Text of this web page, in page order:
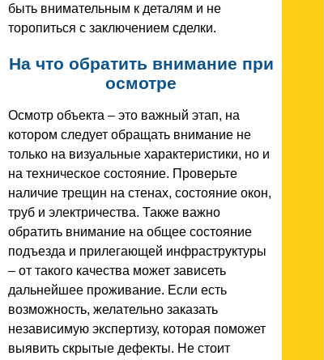
быть внимательным к деталям и не
торопиться с заключением сделки.
На что обратить внимание при
осмотре
Осмотр объекта – это важный этап, на
котором следует обращать внимание не
только на визуальные характеристики, но и
на техническое состояние. Проверьте
наличие трещин на стенах, состояние окон,
труб и электричества. Также важно
обратить внимание на общее состояние
подъезда и прилегающей инфраструктуры
– от такого качества может зависеть
дальнейшее проживание. Если есть
возможность, желательно заказать
независимую экспертизу, которая поможет
выявить скрытые дефекты. Не стоит